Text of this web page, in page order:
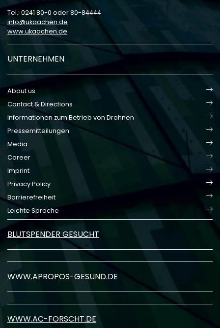
Tel.: 0241 80-0 oder 80-84444
info
ukaachen de
www.ukaachen.de
UNTERNEHMEN
About us
Contact & Directions
Informationen zum Betrieb von Drohnen
Pressemitteilungen
Media
Career
Imprint
Privacy Policy
Barrierefreiheit
Leichte Sprache
BLUTSPENDER GESUCHT
WWW.APROPOS-GESUND.DE
WWW.AC-FORSCHT.DE